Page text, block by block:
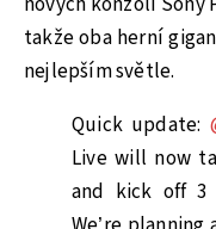
takže oba herní
nejlepším světle.
Quick update:
Live will now
and kick off